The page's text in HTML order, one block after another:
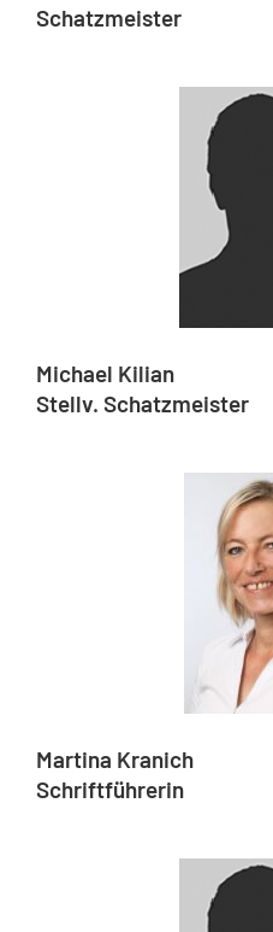
Schatzmeister
Michael Kilian
Stellv. Schatzmeister
Martina Kranich
Schriftführerin